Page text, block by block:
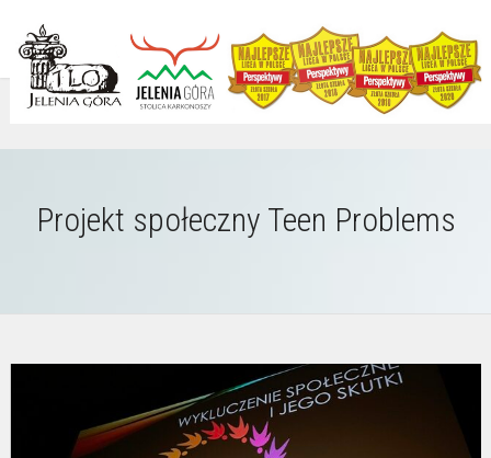
Projekt społeczny Teen Problems